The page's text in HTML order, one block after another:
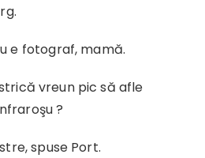
e fotograf, mamă.
vreun pic să afle
?
spuse Port.